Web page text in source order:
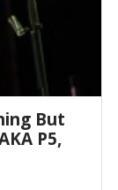
But
P5,